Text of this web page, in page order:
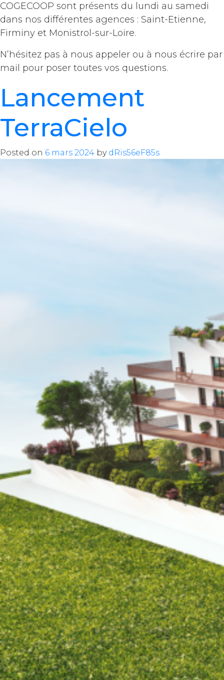
COGECOOP sont présents du lundi au samedi
dans nos différentes agences : Saint-Etienne,
Firminy et Monistrol-sur-Loire.
N’hésitez pas à nous appeler ou à nous écrire par
mail pour poser toutes vos questions.
Lancement
TerraCielo
Posted on 6 mars 2024 by dRis56eF85s